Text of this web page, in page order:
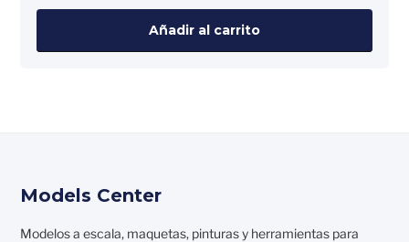
Añadir al carrito
Models Center
Modelos a escala, maquetas, pinturas y herramientas para